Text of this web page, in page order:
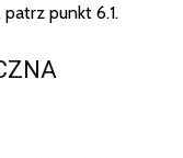
punkt 6.1.